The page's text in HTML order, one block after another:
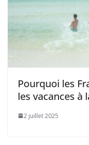
Pourquoi les
les vacances à
2 juillet 2025